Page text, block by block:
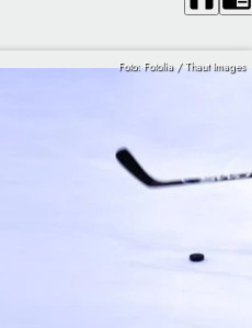
Foto: Fotolia / Thaut Images